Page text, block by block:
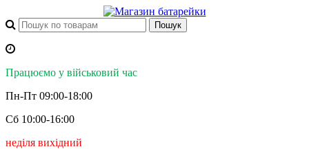
Працюємо у військовий час
Пн-Пт 09:00-18:00
Сб 10:00-16:00
неділя вихідний